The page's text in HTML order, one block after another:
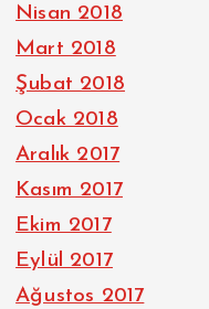
Nisan 2018
Mart 2018
Şubat 2018
Ocak 2018
Aralık 2017
Kasım 2017
Ekim 2017
Eylül 2017
Ağustos 2017